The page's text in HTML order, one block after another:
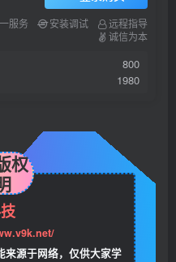
服务 安装调试
远程指导
诚信为本
800
1980
权
来源于网络，仅供大家学